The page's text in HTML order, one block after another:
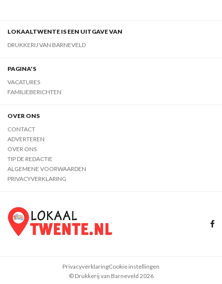
LOKAALTWENTE IS EEN UITGAVE VAN
DRUKKERIJ VAN BARNEVELD
PAGINA'S
VACATURES
FAMILIEBERICHTEN
OVER ONS
CONTACT
ADVERTEREN
OVER ONS
TIP DE REDACTIE
ALGEMENE VOORWAARDEN
PRIVACYVERKLARING
© Drukkerij van Barneveld 2026
PrivacyverklaringCookie instellingen